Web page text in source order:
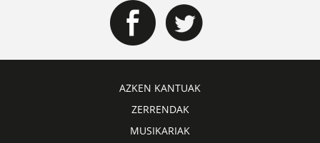
AZKEN KANTUAK
ZERRENDAK
MUSIKARIAK